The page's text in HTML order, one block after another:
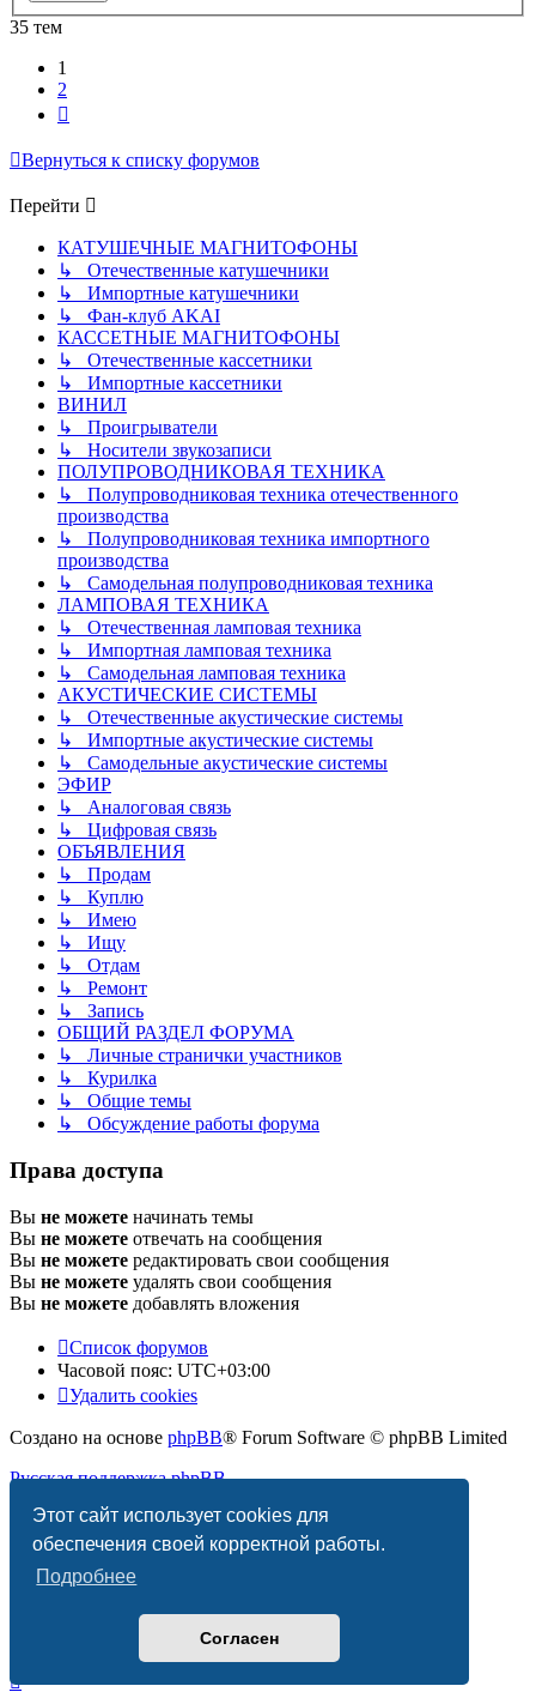
Этот сайт использует cookies для
обеспечения своей корректной работы.
Подробнее
Согласен
35 тем
1
2
Вернуться к списку форумов
Перейти
КАТУШЕЧНЫЕ МАГНИТОФОНЫ
↳ Отечественные катушечники
↳ Импортные катушечники
↳ Фан-клуб AKAI
КАССЕТНЫЕ МАГНИТОФОНЫ
↳ Отечественные кассетники
↳ Импортные кассетники
ВИНИЛ
↳ Проигрыватели
↳ Носители звукозаписи
ПОЛУПРОВОДНИКОВАЯ ТЕХНИКА
↳ Полупроводниковая техника отечественного
производства
↳ Полупроводниковая техника импортного
производства
↳ Самодельная полупроводниковая техника
ЛАМПОВАЯ ТЕХНИКА
↳ Отечественная ламповая техника
↳ Импортная ламповая техника
↳ Самодельная ламповая техника
АКУСТИЧЕСКИЕ СИСТЕМЫ
↳ Отечественные акустические системы
↳ Импортные акустические системы
↳ Самодельные акустические системы
ЭФИР
↳ Аналоговая связь
↳ Цифровая связь
ОБЪЯВЛЕНИЯ
↳ Продам
↳ Куплю
↳ Имею
↳ Ищу
↳ Отдам
↳ Ремонт
↳ Запись
ОБЩИЙ РАЗДЕЛ ФОРУМА
↳ Личные странички участников
↳ Курилка
↳ Общие темы
↳ Обсуждение работы форума
Права доступа
Вы не можете начинать темы
Вы не можете отвечать на сообщения
Вы не можете редактировать свои сообщения
Вы не можете удалять свои сообщения
Вы не можете добавлять вложения
Список форумов
Часовой пояс: UTC+03:00
Удалить cookies
Создано на основе phpBB® Forum Software © phpBB Limited
Русская поддержка phpBB
Конфиденциальность |Правила